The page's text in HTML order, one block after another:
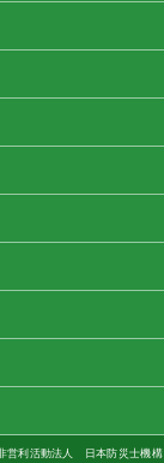
営利活動法人 日本防災士機構